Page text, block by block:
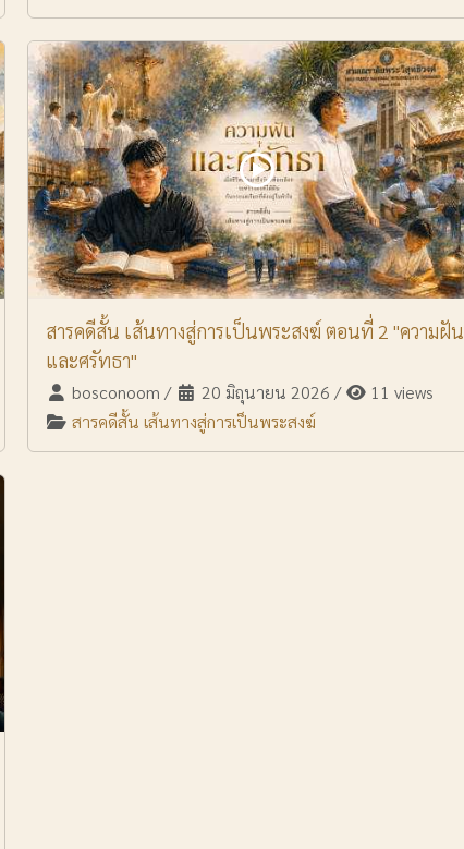
สารคดีสั้น เส้นทางสู่การเป็นพระสงฆ์ ตอนที่ 2 "ความฝัน
และศรัทธา"
bosconoom / 20 มิถุนายน 2026 /
11 views
สารคดีสั้น เส้นทางสู่การเป็นพระสงฆ์